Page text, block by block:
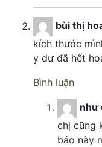
bùi thị
kích thước
y dư đã hết
Bình luận
như
chị cũng
báo này